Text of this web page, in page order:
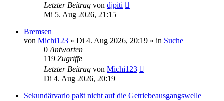
Letzter Beitrag von djpiti
Mi 5. Aug 2026, 21:15
Bremsen
von Michi123 » Di 4. Aug 2026, 20:19 » in Suche
0Antworten
119 Zugriffe
Letzter Beitrag von Michi123
Di 4. Aug 2026, 20:19
Sekundärvario paßt nicht auf die Getriebeausgangswelle